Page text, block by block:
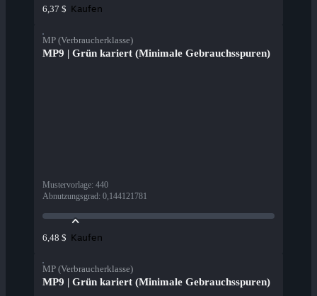
6,37 $ Kaufen
MP (Verbraucherklasse)
MP9 | Grün kariert (Minimale Gebrauchsspuren)
Mustervorlage: 440
Abnutzungsgrad: 0,144121781
6,48 $ Kaufen
MP (Verbraucherklasse)
MP9 | Grün kariert (Minimale Gebrauchsspuren)